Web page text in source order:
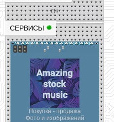
ОК
СЕРВИСЫ
Покупка - продажа
Фото и изображений